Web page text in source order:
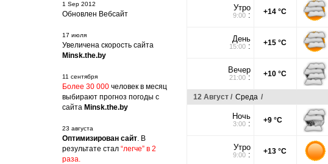
1 Sep 2012
Обновлен Вебсайт
17 июля
Увеличена скорость сайта
Minsk.the.by
11 сентября
Более 30 000 человек в месяц
выбирают прогноз погоды с
сайта Minsk.the.by
23 августа
Оптимизирован сайт. В
результате стал “легче” в 2
раза.
Утро
9:00: +14 °C
День
15:00: +15 °C
Вечер
21:00: +10 °C
12 Август / Среда /
Ночь
3:00: +9 °C
Утро
9:00: +13 °C